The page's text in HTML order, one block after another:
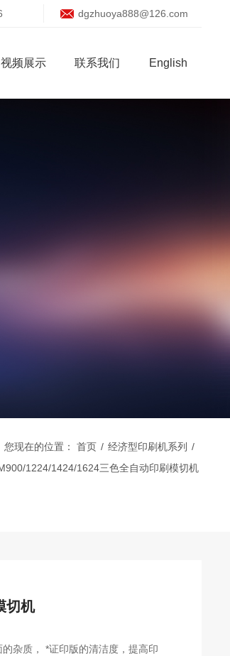
dgzhuoya888@126.com
视频展示 联系我们 English
您现在的位置： 首页 / 经济型印刷机系列 /
1224/1424/1624三色全自动印刷模切机
切机
杂质， *证印版的清洁度，提高印